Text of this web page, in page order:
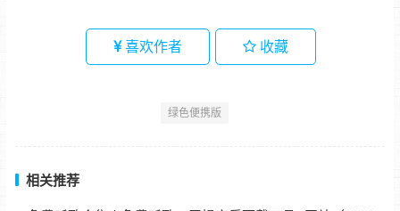
喜欢作者 收藏
绿色便携版
相关推荐